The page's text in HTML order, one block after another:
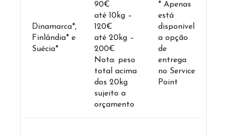
Dinamarca*,
Finlândia* e
Suécia*
90€
até 10kg –
120€
até 20kg –
200€
Nota: peso
total acima
dos 20kg
sujeito a
orçamento
* Apenas
está
disponível
a opção
de
entrega
no Service
Point